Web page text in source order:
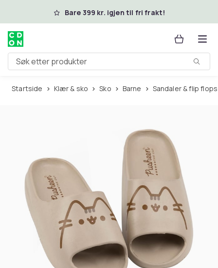
Hopp til hovedinnholdBare 399 kr. igjen til fri frakt!
Søk etter produkter
Startside Klær & sko Sko Barne Sandaler & flip flops